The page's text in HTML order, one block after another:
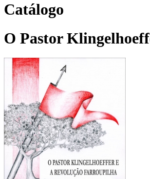
Catálogo
O Pastor